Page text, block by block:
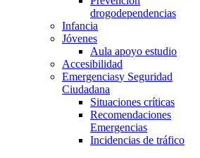
drogodependencias
Infancia
Jóvenes
Aula apoyo estudio
Accesibilidad
Emergenciasy Seguridad
Ciudadana
Situaciones críticas
Recomendaciones
Emergencias
Incidencias de tráfico